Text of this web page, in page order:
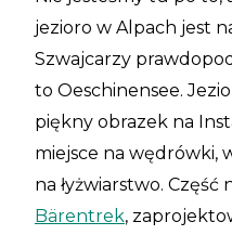
jezioro w Alpach jest
Szwajcarzy
to Oeschinensee.
piękny obrazek na
miejsce na wędrówki,
na łyżwiarstwo.
Bärentrek,